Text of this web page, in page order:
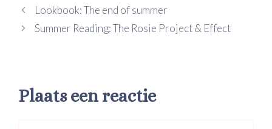
Lookbook: The end of summer
Summer Reading: The Rosie Project & Effect
Plaats een reactie